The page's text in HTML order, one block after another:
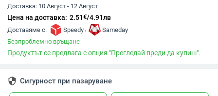
Доставка: 10 Август - 12 Август
Цена на доставка: 2.51€/4.91лв
Доставяме с: Speedy ,
Sameday
Безпроблемно връщане
Продуктът се предлага с опция "Прегледай преди да купиш".
security Сигурност при пазаруване